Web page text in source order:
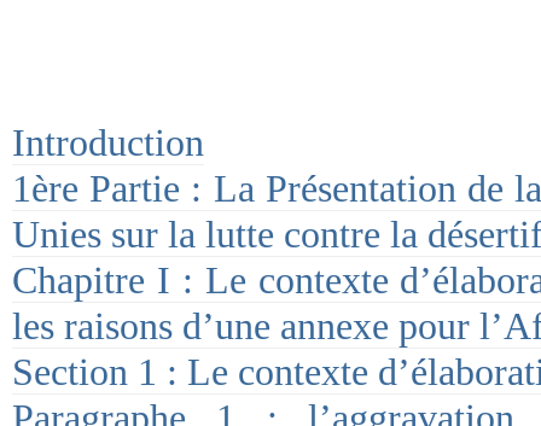
Introduction
1ère Partie : La Présentation de
Unies sur la lutte contre la
Chapitre I : Le contexte
les raisons d’une annexe pour
Section 1 : Le contexte
Paragraphe 1 :